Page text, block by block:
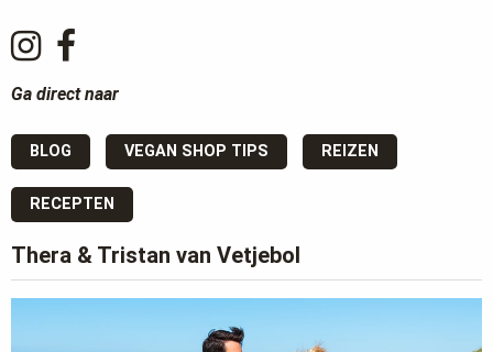
Ga direct naar
BLOG VEGAN SHOP TIPS REIZEN
RECEPTEN
Thera & Tristan van Vetjebol